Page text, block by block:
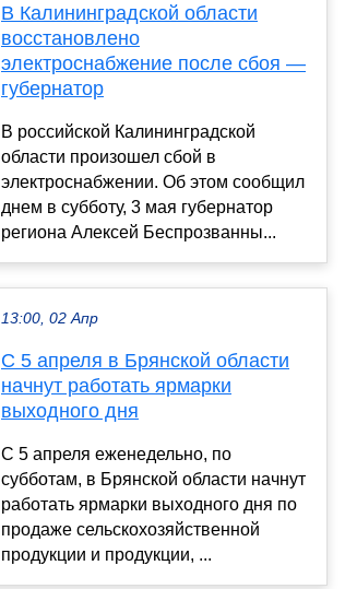
В Калининградской области
восстановлено
электроснабжение после сбоя —
губернатор
В российской Калининградской
области произошел сбой в
электроснабжении. Об этом сообщил
днем в субботу, 3 мая губернатор
региона Алексей Беспрозванны...
13:00, 02 Апр
С 5 апреля в Брянской области
начнут работать ярмарки
выходного дня
С 5 апреля еженедельно, по
субботам, в Брянской области начнут
работать ярмарки выходного дня по
продаже сельскохозяйственной
продукции и продукции, ...